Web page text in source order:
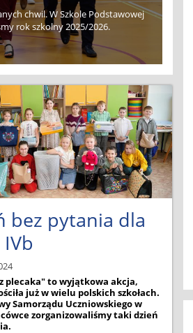
chwil. W Szkole Podstawowej
rok szkolny 2025/2026.
bez pytania dla
plecaka" to wyjątkowa akcja,
już w wielu polskich szkołach.
Samorządu Uczniowskiego w
zorganizowaliśmy taki dzień